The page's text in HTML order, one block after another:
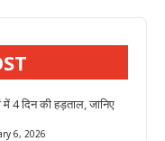
4 दिन की हड़ताल, जानिए
6, 2026